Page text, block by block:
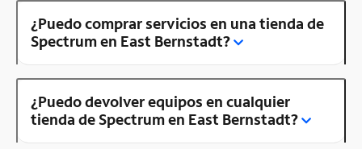
¿Puedo comprar servicios en una tienda de
Spectrum en East Bernstadt?
¿Puedo devolver equipos en cualquier
tienda de Spectrum en East Bernstadt?